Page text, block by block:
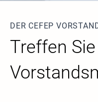
DER CEFEP
Treffen